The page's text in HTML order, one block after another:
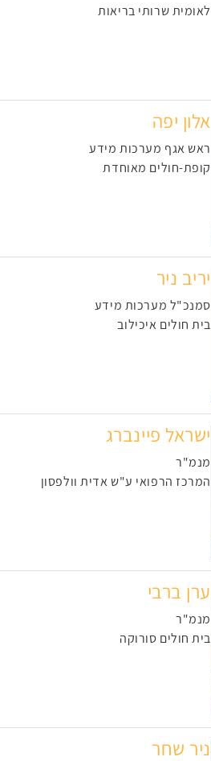
לאומית שרותי בריאות
אלון יפה
ראש אגף מערכות מידע
קופת-חולים מאוחדת
יריב ניר
סמנכ"ל מערכות מידע
בית חולים איכילוב
ישראל פיינברג
מנמ"ר
המרכז הרפואי ע"ש אדית וולפסון
ערן ברבי
מנמ"ר
בית חולים סורוקה
ניר שחר